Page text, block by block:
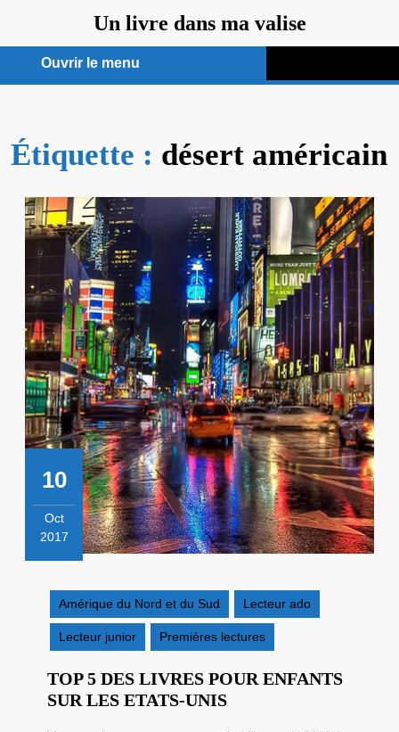
contenu
Un livre dans ma valise
Ouvrir le menu
menu
Étiquette : désert américain
10
Oct
2017
2017
Amérique du Nord et du Sud
Lecteur ado
Lecteur junior Premières lectures
TOP 5 DES LIVRES POUR ENFANTS
SUR LES ETATS-UNISTOP